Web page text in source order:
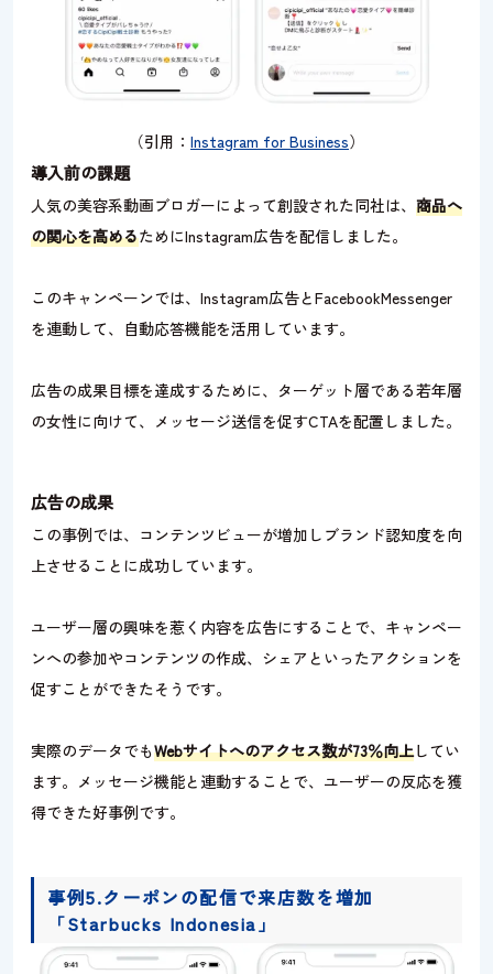
（引用： Instagram for Business）
導入前の課題
人気の美容系動画ブロガーによって創設された同社は、 商品へ
の関心を高めるためにInstagram広告を配信しました。
このキャンペーンでは、Instagram広告とFacebookMessenger
を連動して、自動応答機能を活用しています。
広告の成果目標を達成するために、ターゲット層である若年層
の女性に向けて、メッセージ送信を促すCTAを配置しました。
広告の成果
この事例では、コンテンツビューが増加しブランド認知度を向
上させることに成功しています。
ユーザー層の興味を惹く内容を広告にすることで、キャンペー
ンへの参加やコンテンツの作成、シェアといったアクションを
促すことができたそうです。
実際のデータでもWebサイトへのアクセス数が73％向上してい
ます。メッセージ機能と連動することで、ユーザーの反応を獲
得できた好事例です。
事例5.クーポンの配信で来店数を増加
「Starbucks Indonesia」